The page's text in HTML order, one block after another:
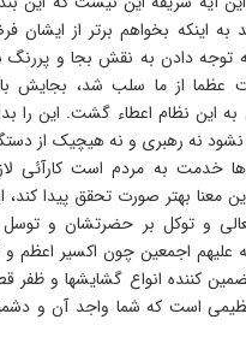
اینکه بخواهم برتر از ایشان
توجه دادن به نقش بجا و پررنگ
عظما از ما سلب شد، بجایش
به این نظام اعطاء گشت. این را
نه رهبری و نه هیچیک از
خدمت به مردم است کارآئی
معنا بهتر صورت تحقق پیدا کند،
و توکل بر حضرتشان و توسل
‌علیهم‌ اجمعین چون اکسیر اعظم
کننده انواع گشایشها و ظفر
است که شما واجد آن و